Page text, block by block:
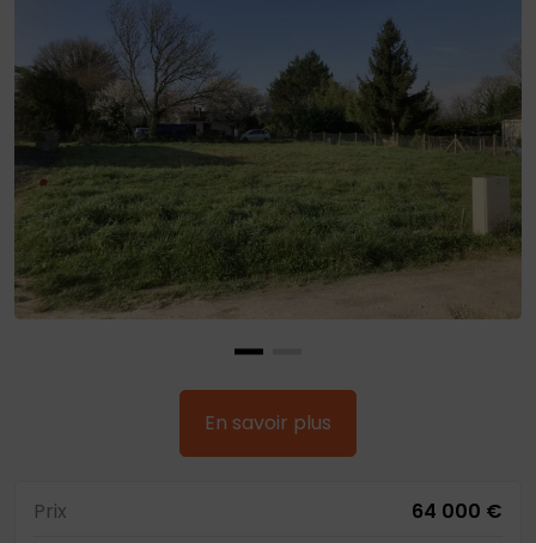
En savoir plus
Prix
64 000 €